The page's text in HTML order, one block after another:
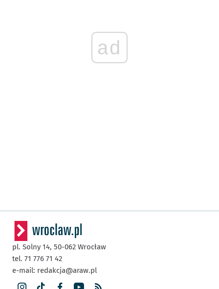
ad
pl. Solny 14, 50-062 Wrocław
tel. 71 776 71 42
e-mail: redakcja@araw.pl